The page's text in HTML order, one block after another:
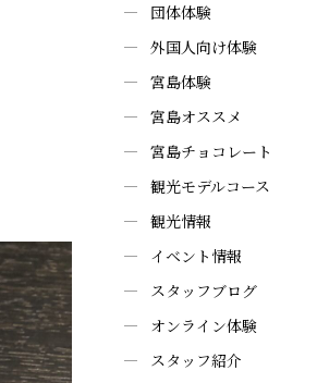
団体体験
外国人向け体験
宮島体験
宮島オススメ
宮島チョコレート
観光モデルコース
観光情報
イベント情報
スタッフブログ
オンライン体験
スタッフ紹介